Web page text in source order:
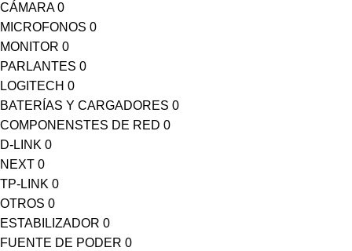
CÁMARA 0
MICROFONOS 0
MONITOR 0
PARLANTES 0
LOGITECH 0
BATERÍAS Y CARGADORES 0
COMPONENSTES DE RED 0
D-LINK 0
NEXT 0
TP-LINK 0
OTROS 0
ESTABILIZADOR 0
FUENTE DE PODER 0